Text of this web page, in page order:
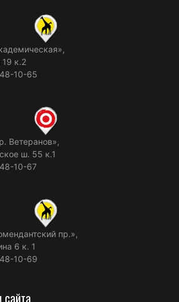
к.2
10-65
Ветеранов»,
ш. 55 к.1
10-67
пр.»,
6 к. 1
10-69